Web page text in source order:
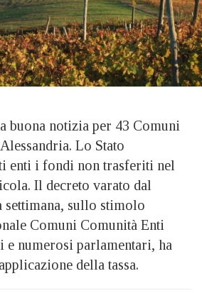
buona notizia per 43 Comuni
Lo Stato
enti i fondi non trasferiti nel
Il decreto varato dal
settimana, sullo stimolo
Comuni Comunità Enti
e numerosi parlamentari, ha
della tassa.